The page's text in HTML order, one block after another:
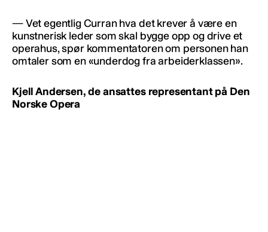
— Vet egentlig Curran hva det krever å være en
kunstnerisk leder som skal bygge opp og drive et
operahus, spør kommentatoren om personen han
omtaler som en «underdog fra arbeiderklassen».
Kjell Andersen, de ansattes representant på Den
Norske Opera